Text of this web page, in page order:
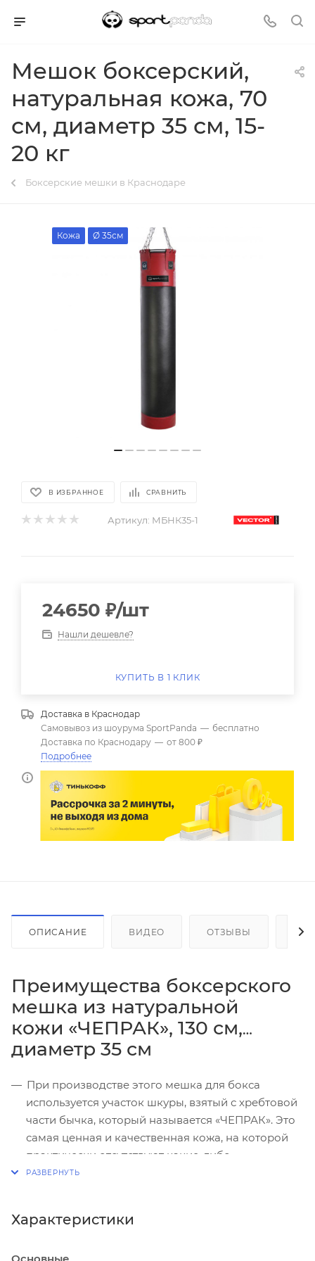
Мешок боксерский,
натуральная кожа, 70
см, диаметр 35 см, 15-
20 кг
Боксерские мешки в Краснодаре
Кожа Ø 35см
В ИЗБРАННОЕ СРАВНИТЬ
Артикул: МБНК35-1
24650 ₽/шт
Нашли дешевле?
КУПИТЬ В 1 КЛИК
Доставка в Краснодар
Самовывоз из шоурума SportPanda — бесплатно
Доставка по Краснодару — от 800 ₽
Подробнее
ОПИСАНИЕ ВИДЕО ОТЗЫВЫ
Преимущества боксерского
мешка из натуральной
кожи «ЧЕПРАК», 130 см,
диаметр 35 см
При производстве этого мешка для бокса
используется участок шкуры, взятый с хребтовой
части бычка, который называется «ЧЕПРАК». Это
самая ценная и качественная кожа, на которой
практически отсутствуют какие-либо
повреждения. Она имеет однородную толщину 2
Изнутри кожа продублирована дополнительной
Характеристики